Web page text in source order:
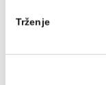
Trženje